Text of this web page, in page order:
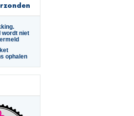
wordt niet
ophalen